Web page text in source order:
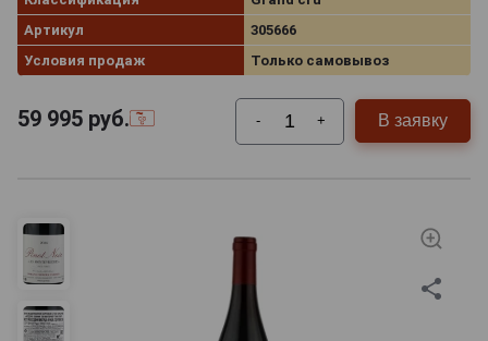
Артикул
305666
Условия продаж
Только самовывоз
59 995 руб. - + В заявку